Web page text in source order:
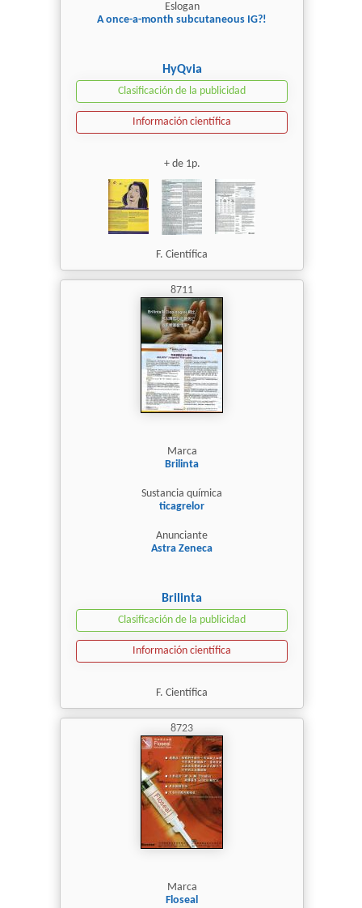
Eslogan
A once-a-month subcutaneous IG?!
HyQvia
Clasificación de la publicidad
Información científica
+ de 1p.
F. Científica
8711
Marca
Brilinta
Sustancia química
ticagrelor
Anunciante
Astra Zeneca
Brilinta
Clasificación de la publicidad
Información científica
F. Científica
8723
Marca
Floseal